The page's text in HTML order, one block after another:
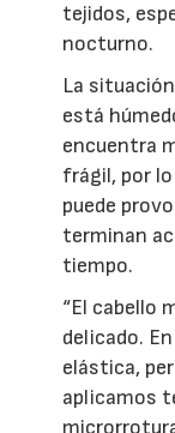
tejidos,
nocturno.
La
está
encuentra
frágil, por
puede
terminan
tiempo.
“El cabello
delicado.
elástica,
aplicamos